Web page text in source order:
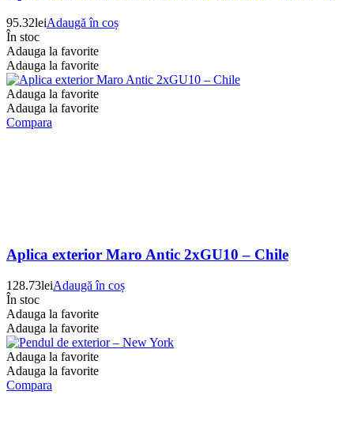
95.32leiAdaugă în coș
În stoc
Adauga la favorite
Adauga la favorite
Adauga la favorite
Adauga la favorite
Compara
Aplica exterior Maro Antic 2xGU10 – Chile
128.73leiAdaugă în coș
În stoc
Adauga la favorite
Adauga la favorite
Adauga la favorite
Adauga la favorite
Compara